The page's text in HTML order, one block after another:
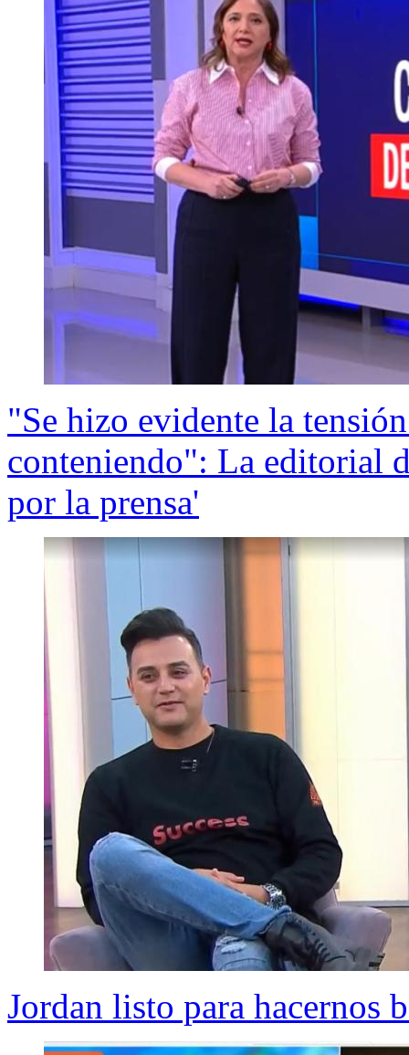
"Se hizo evidente la
conteniendo": La editorial
por la prensa'
Jordan listo para hacernos